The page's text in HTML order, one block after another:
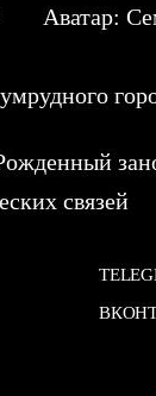
Аватар:
связей